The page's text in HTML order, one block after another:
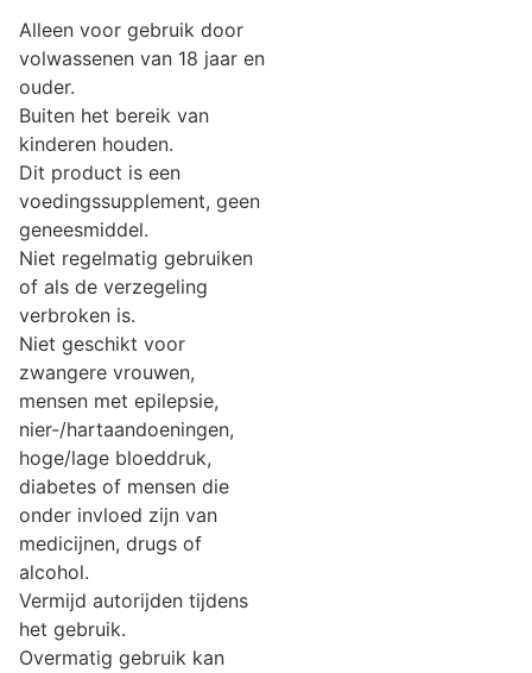
Alleen voor gebruik door
volwassenen van 18 jaar en
ouder.
Buiten het bereik van
kinderen houden.
Dit product is een
voedingssupplement, geen
geneesmiddel.
Niet regelmatig gebruiken
of als de verzegeling
verbroken is.
Niet geschikt voor
zwangere vrouwen,
mensen met epilepsie,
nier-/hartaandoeningen,
hoge/lage bloeddruk,
diabetes of mensen die
onder invloed zijn van
medicijnen, drugs of
alcohol.
Vermijd autorijden tijdens
het gebruik.
Overmatig gebruik kan